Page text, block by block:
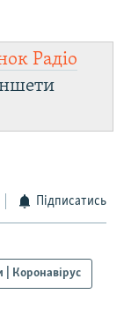
Радіо
Підписатись
| Коронавірус